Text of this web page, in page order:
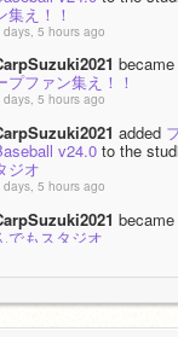
集え！！
days, 5 hours ago
プファン集え！！
days, 5 hours ago
added
v24.0 to the
ジオ
days, 5 hours ago
でもスタジオ
v24.0to the
合！！